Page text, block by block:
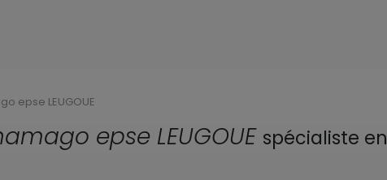
epse LEUGOUE
epse LEUGOUE spécialiste en